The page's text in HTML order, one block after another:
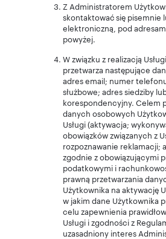
Z Administratorem
skontaktować się pisemnie
elektroniczną, pod
powyżej.
W związku z realizacją
przetwarza następujące
adres email; numer
służbowe; adres siedziby
korespondencyjny. Celem
danych osobowych
Usługi (aktywacja;
obowiązków związanych z
rozpoznawanie reklamacji;
zgodnie z obowiązującymi
podatkowymi i
prawną przetwarzania
Użytkownika na aktywację
w jakim dane Użytkownika
celu zapewnienia
Usługi i zgodności z
uzasadniony interes